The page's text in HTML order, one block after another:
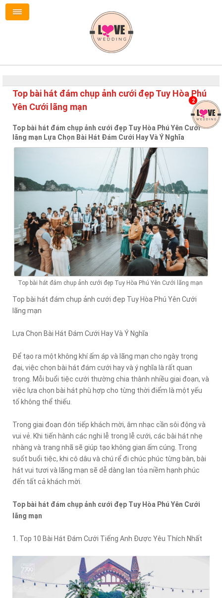
Top bài hát đám chụp ảnh cưới đẹp Tuy Hòa Phú
Yên Cưới lãng mạn
Top bài hát đám chụp ảnh cưới đẹp Tuy Hòa Phú Yên Cưới
lãng mạn Lựa Chọn Bài Hát Đám Cưới Hay Và Ý Nghĩa
Top bài hát đám chụp ảnh cưới đẹp Tuy Hòa Phú Yên Cưới lãng mạn
Top bài hát đám chụp ảnh cưới đẹp Tuy Hòa Phú Yên Cưới
lãng mạn
Lựa Chọn Bài Hát Đám Cưới Hay Và Ý Nghĩa
Để tạo ra một không khí ấm áp và lãng mạn cho ngày trọng
đại, việc chọn bài hát đám cưới hay và ý nghĩa là rất quan
trọng. Mỗi buổi tiệc cưới thường chia thành nhiều giai đoạn, và
việc lựa chọn bài hát phù hợp cho từng thời điểm là một yếu
tố không thể thiếu.
Trong giai đoạn đón tiếp khách mời, âm nhạc cần sôi động và
vui vẻ. Khi tiến hành các nghi lễ trong lễ cưới, các bài hát nhẹ
nhàng và trang nhã sẽ giúp tạo không gian ấm cúng. Trong
suốt buổi tiệc, khi cô dâu và chú rể đi chúc phúc từng bàn, bài
hát vui tươi và lãng mạn sẽ dễ dàng lan tỏa niềm hạnh phúc
đến tất cả khách mời.
Top bài hát đám chụp ảnh cưới đẹp Tuy Hòa Phú Yên Cưới
lãng mạn
1. Top 10 Bài Hát Đám Cưới Tiếng Anh Được Yêu Thích Nhất
2